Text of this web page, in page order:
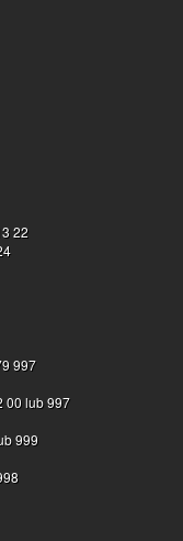
22
997
00 lub 997
999